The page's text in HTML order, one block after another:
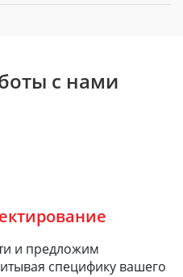
с нами
и предложим
специфику вашего